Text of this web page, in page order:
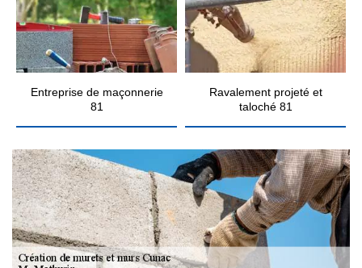
Entreprise de maçonnerie
81
Ravalement projeté et
taloché 81